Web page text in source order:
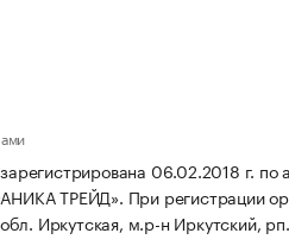
06.02.2018 г. по
ТРЕЙД». При регистрации
Иркутская, м.р-н Иркутский,